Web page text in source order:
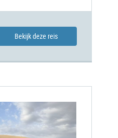
Bekijk deze reis